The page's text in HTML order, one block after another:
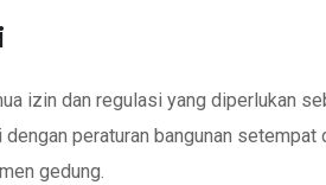
izin dan regulasi yang diperlukan
peraturan bangunan setempat
gedung.